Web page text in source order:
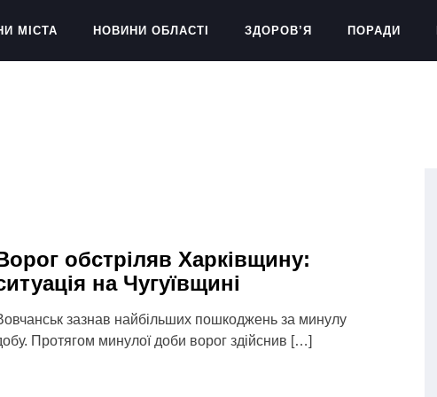
МІСТА НОВИНИ ОБЛАСТІ ЗДОРОВ’Я ПОРАДИ
обстріляв Харківщину:
на Чугуївщині
зазнав найбільших пошкоджень за минулу
Протягом минулої доби ворог здійснив […]